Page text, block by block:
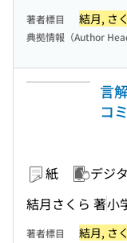
著者標目 結月, さ
典拠情報（Author
言
コ
紙 デジ
結月さくら 著小
著者標目 結月, さ